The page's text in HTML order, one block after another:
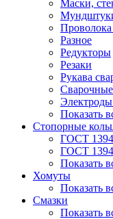
Маски,
Проволока
Разное
Редукторы
Резаки
Рукава
Электроды
Показать
Стопорные
ГОСТ
ГОСТ
Показать
Хомуты
Показать
Смазки
Показать